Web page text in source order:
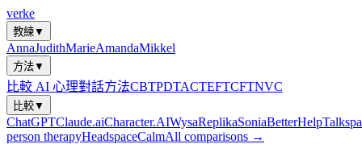
verke
教練▼
AnnaJudithMarieAmandaMikkel
方法▼
比較 AI 心理對話方法CBTPDTACTEFTCFTNVC
比較▼
ChatGPTClaude.aiCharacter.AIWysaReplikaSoniaBetterHelp
person therapyHeadspaceCalmAll comparisons →